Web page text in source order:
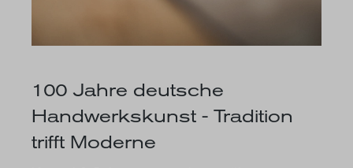
100 Jahre deutsche
Handwerkskunst - Tradition
trifft Moderne